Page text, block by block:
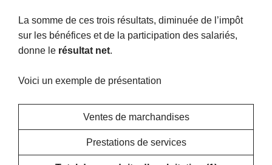
La somme de ces trois résultats, diminuée de l’impôt
sur les bénéfices et de la participation des salariés,
donne le résultat net.
Voici un exemple de présentation
Ventes de marchandises
Prestations de services